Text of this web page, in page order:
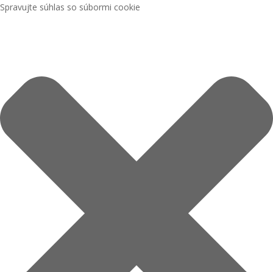
Spravujte súhlas so súbormi cookie